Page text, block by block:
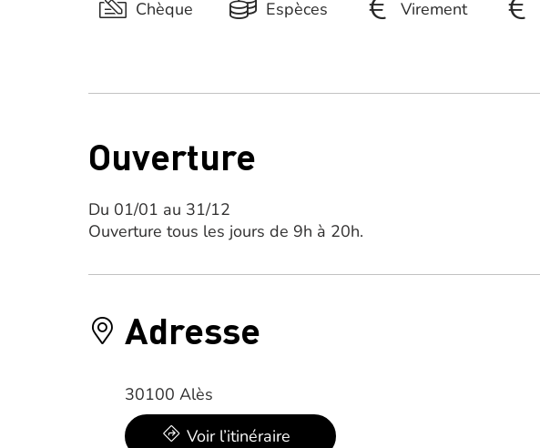
Chèque Espèces Virement
Ouverture
Du 01/01 au 31/12
Ouverture tous les jours de 9h à 20h.
Adresse
30100 Alès
Voir l’itinéraire